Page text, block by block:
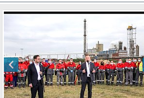
Ni To Ponk - W oczach mamy strach
sixf33t .Last Year DRONE FOOTAGE
Włocławek
XXIII Sesja Rady Miasta Włocławek VIII
kadencji w dniu 09.06.2020 r.